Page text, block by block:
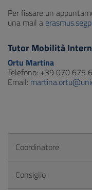
Per fissare un
una mail a
Tutor Mobilità
Ortu Martina
Telefono: +39 070 675
Email:
Coordinatore
Consiglio